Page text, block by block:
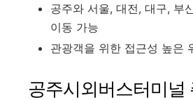
공주와 서울, 대전, 대구, 부
이동 가능
관광객을 위한 접근성 높은
공주시외버스터미널